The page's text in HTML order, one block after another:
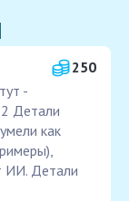
250
-
Детали
как
ИИ. Детали